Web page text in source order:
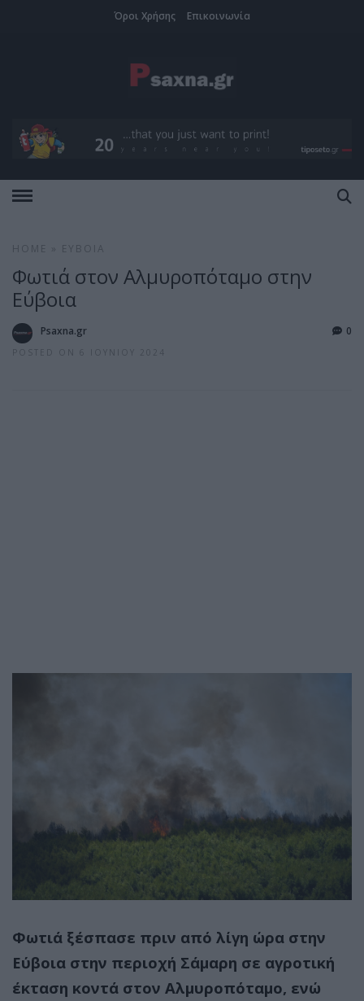
Όροι Χρήσης Επικοινωνία
HOME ΕΎΒΟΙΑ
Φωτιά στον Αλμυροπόταμο στην
Εύβοια
Psaxna.gr
POSTED ON 6 ΙΟΥΝΊΟΥ 2024
0
Φωτιά ξέσπασε πριν από λίγη ώρα στην
Εύβοια στην περιοχή Σάμαρη σε αγροτική
έκταση κοντά στον Αλμυροπόταμο, ενώ